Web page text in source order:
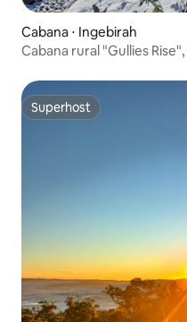
Cabana ⋅ Ingebirah
Cabana rural "Gullies
Superhost
Superhost